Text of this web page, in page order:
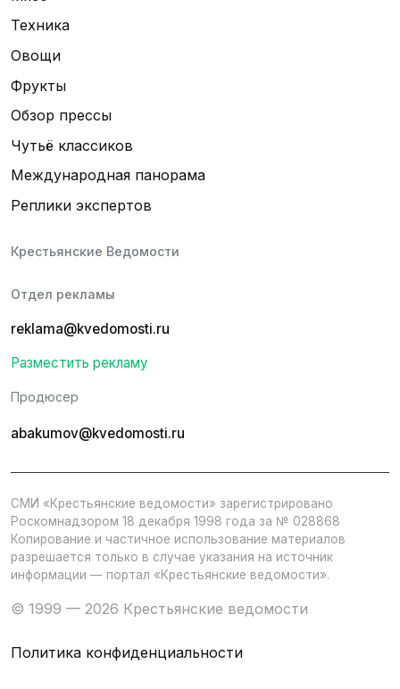
Техника
Овощи
Фрукты
Обзор прессы
Чутьё классиков
Международная панорама
Реплики экспертов
Крестьянские Ведомости
Отдел рекламы
reklama@kvedomosti.ru
Разместить рекламу
Продюсер
abakumov@kvedomosti.ru
СМИ «Крестьянские ведомости» зарегистрировано
Роскомнадзором 18 декабря 1998 года за № 028868
Копирование и частичное использование материалов
разрешается только в случае указания на источник
информации — портал «Крестьянские ведомости».
© 1999 — 2026 Крестьянские ведомости
Политика конфиденциальности